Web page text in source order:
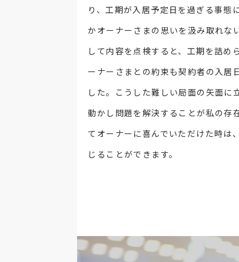
り、工期が入居予定日を過ぎる事態
かオーナーさまの思いを汲み取れな
して内容を点検すると、工期を詰め
ーナーさまとの約束も契約者の入居
した。こうした難しい局面の矢面に
動かし問題を解決することが私の存
てオーナーに喜んでいただけた時は
じることができます。